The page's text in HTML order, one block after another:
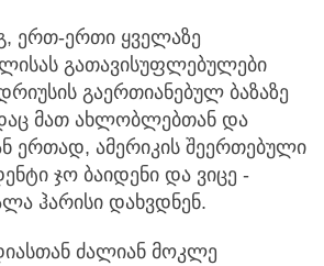
ერთ-ერთი ყველაზე
გათავისუფლებულები
გაერთიანებულ ბაზაზე
მათ ახლობლებთან და
ერთად, ამერიკის შეერთებული
ჯო ბაიდენი და ვიცე -
ჰარისი დახვდნენ.
ძალიან მოკლე